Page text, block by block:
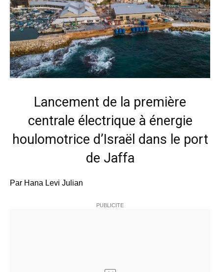
Lancement de la première
centrale électrique à énergie
houlomotrice d’Israël dans le port
de Jaffa
Par Hana Levi Julian